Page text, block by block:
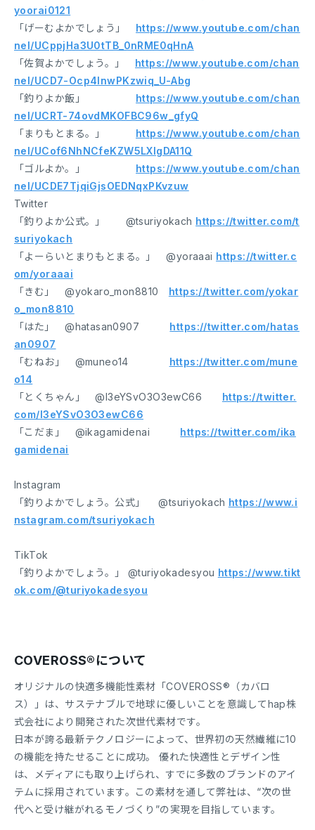
yoorai0121
「げーむよかでしょう」 https://www.youtube.com/chan
nel/UCppjHa3U0tTB_0nRME0qHnA
「佐賀よかでしょう。」 https://www.youtube.com/chan
nel/UCD7-Ocp4InwPKzwiq_U-Abg
「釣りよか飯」 https://www.youtube.com/chan
nel/UCRT-74ovdMKOFBC96w_gfyQ
「まりもとまる。」 https://www.youtube.com/chan
nel/UCof6NhNCfeKZW5LXIgDA11Q
「ゴルよか。」 https://www.youtube.com/chan
nel/UCDE7TjqiGjsOEDNqxPKvzuw
Twitter
「釣りよか公式。」 @tsuriyokach https://twitter.com/t
suriyokach
「よーらいとまりもとまる。」 @yoraaai https://twitter.c
om/yoraaai
「きむ」 @yokaro_mon8810 https://twitter.com/yokar
o_mon8810
「はた」 @hatasan0907 https://twitter.com/hatas
an0907
「むねお」 @muneo14 https://twitter.com/mune
o14
「とくちゃん」 @I3eYSvO3O3ewC66 https://twitter.
com/I3eYSvO3O3ewC66
「こだま」 @ikagamidenai https://twitter.com/ika
gamidenai
Instagram
「釣りよかでしょう。公式」 @tsuriyokach https://www.i
nstagram.com/tsuriyokach
TikTok
「釣りよかでしょう。」 @turiyokadesyou https://www.tikt
ok.com/@turiyokadesyou
COVEROSS®︎について
オリジナルの快適多機能性素材「COVEROSS®︎（カバロ
ス）」は、サステナブルで地球に優しいことを意識してhap株
式会社により開発された次世代素材です。
日本が誇る最新テクノロジーによって、世界初の天然繊維に10
の機能を持たせることに成功。 優れた快適性とデザイン性
は、メディアにも取り上げられ、すでに多数のブランドのアイ
テムに採用されています。この素材を通して弊社は、“次の世
代へと受け継がれるモノづくり”の実現を目指しています。